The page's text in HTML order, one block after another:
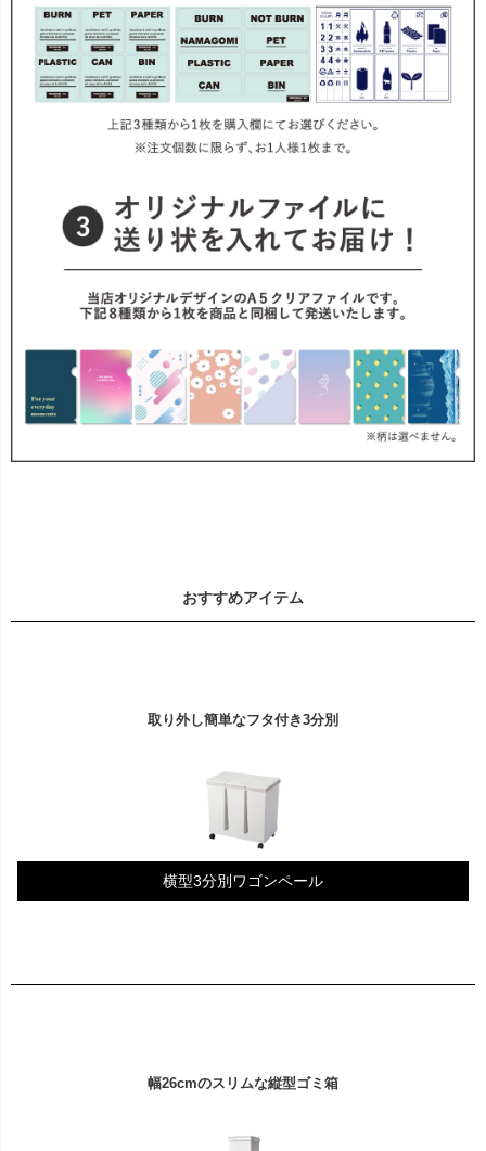
おすすめアイテム
取り外し簡単なフタ付き3分別
横型3分別ワゴンペール
幅26cmのスリムな縦型ゴミ箱